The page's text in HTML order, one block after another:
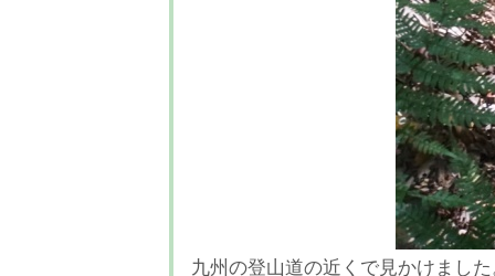
九州の登山道の近くで見かけまし